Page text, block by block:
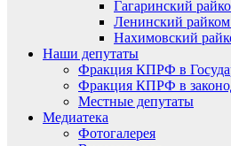
Гагаринский
Ленинский
Нахимовский
Наши депутаты
Фракция КПРФ в
Фракция КПРФ в
Местные депутаты
Медиатека
Фотогалерея